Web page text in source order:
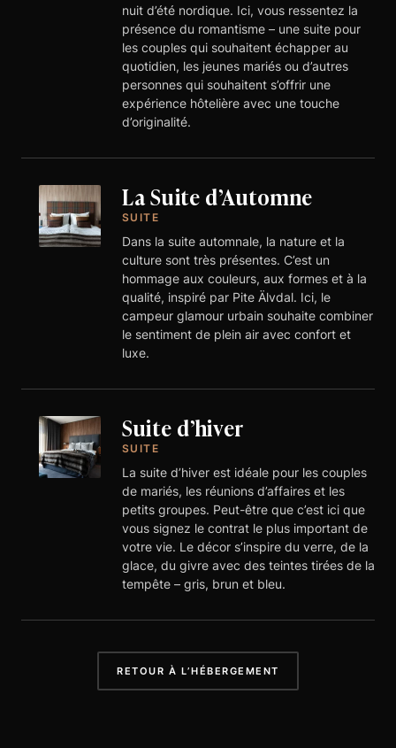
nuit d’été nordique. Ici, vous ressentez la
présence du romantisme – une suite pour
les couples qui souhaitent échapper au
quotidien, les jeunes mariés ou d’autres
personnes qui souhaitent s’offrir une
expérience hôtelière avec une touche
d’originalité.
La Suite d’Automne
SUITE
Dans la suite automnale, la nature et la
culture sont très présentes. C’est un
hommage aux couleurs, aux formes et à la
qualité, inspiré par Pite Älvdal. Ici, le
campeur glamour urbain souhaite combiner
le sentiment de plein air avec confort et
luxe.
Suite d’hiver
SUITE
La suite d’hiver est idéale pour les couples
de mariés, les réunions d’affaires et les
petits groupes. Peut-être que c’est ici que
vous signez le contrat le plus important de
votre vie. Le décor s’inspire du verre, de la
glace, du givre avec des teintes tirées de la
tempête – gris, brun et bleu.
RETOUR À L’HÉBERGEMENT